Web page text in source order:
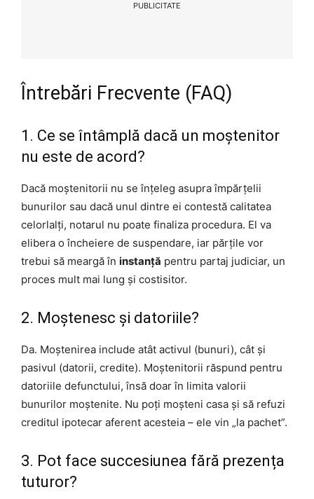
PUBLICITATE
Întrebări Frecvente (FAQ)
1. Ce se întâmplă dacă un moștenitor
nu este de acord?
Dacă moștenitorii nu se înțeleg asupra împărțelii
bunurilor sau dacă unul dintre ei contestă calitatea
celorlalți, notarul nu poate finaliza procedura. El va
elibera o încheiere de suspendare, iar părțile vor
trebui să meargă în instanță pentru partaj judiciar, un
proces mult mai lung și costisitor.
2. Moștenesc și datoriile?
Da. Moștenirea include atât activul (bunuri), cât și
pasivul (datorii, credite). Moștenitorii răspund pentru
datoriile defunctului, însă doar în limita valorii
bunurilor moștenite. Nu poți moșteni casa și să refuzi
creditul ipotecar aferent acesteia – ele vin „la pachet”.
3. Pot face succesiunea fără prezența
tuturor?